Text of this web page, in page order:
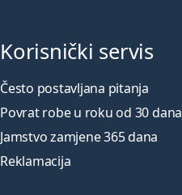
Korisnički servis
Često postavljana pitanja
Povrat robe u roku od 30 dana
Jamstvo zamjene 365 dana
Reklamacija